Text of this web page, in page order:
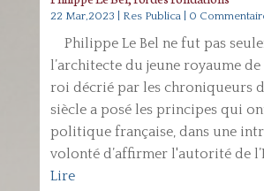
22 Mar,2023 Res Publica| 0
Philippe Le Bel ne fut pas
l’architecte du jeune royaume de
roi décrié par les chroniqueurs
siècle a posé les principes qui
politique française, dans une
volonté d’affirmer l'autorité de
Lire